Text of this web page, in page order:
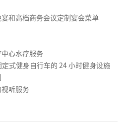
和高档商务会议定制宴会菜单
心水疗服务
式健身自行车的 24 小时健身设施
听服务